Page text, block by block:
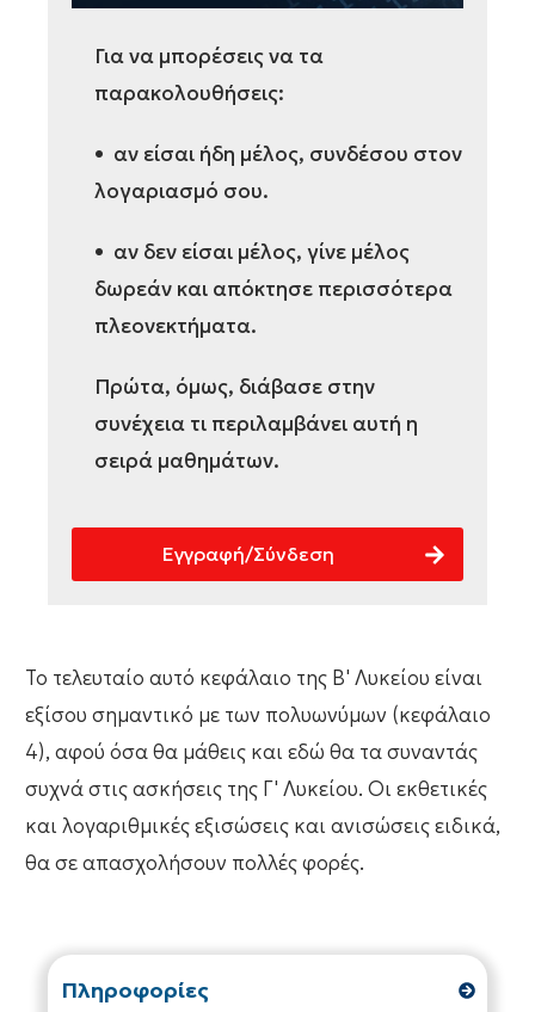
Για να μπορέσεις να τα
παρακολουθήσεις:
• αν είσαι ήδη μέλος, συνδέσου στον
λογαριασμό σου.
• αν δεν είσαι μέλος, γίνε μέλος
δωρεάν και απόκτησε περισσότερα
πλεονεκτήματα.
Πρώτα, όμως, διάβασε στην
συνέχεια τι περιλαμβάνει αυτή η
σειρά μαθημάτων.
Εγγραφή/Σύνδεση
Το τελευταίο αυτό κεφάλαιο της Β' Λυκείου είναι
εξίσου σημαντικό με των πολυωνύμων (κεφάλαιο
4), αφού όσα θα μάθεις και εδώ θα τα συναντάς
συχνά στις ασκήσεις της Γ' Λυκείου. Οι εκθετικές
και λογαριθμικές εξισώσεις και ανισώσεις ειδικά,
θα σε απασχολήσουν πολλές φορές.
Πληροφορίες